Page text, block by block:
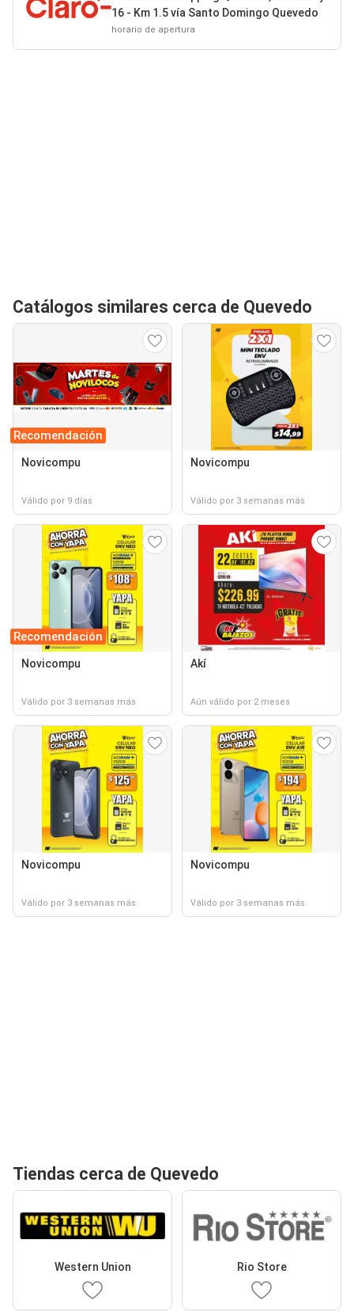
16 - Km 1.5 vía Santo Domingo Quevedo
horario de apertura
Catálogos similares cerca de Quevedo
Recomendación
Novicompu
Válido por 9 días
Novicompu
Válido por 3 semanas más
Recomendación
Novicompu
Válido por 3 semanas más
Akí
Aún válido por 2 meses
Novicompu
Válido por 3 semanas más
Novicompu
Válido por 3 semanas más
Tiendas cerca de Quevedo
Western Union Rio Store